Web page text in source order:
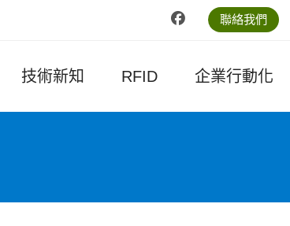
聯絡我們
技術新知 RFID 企業行動化